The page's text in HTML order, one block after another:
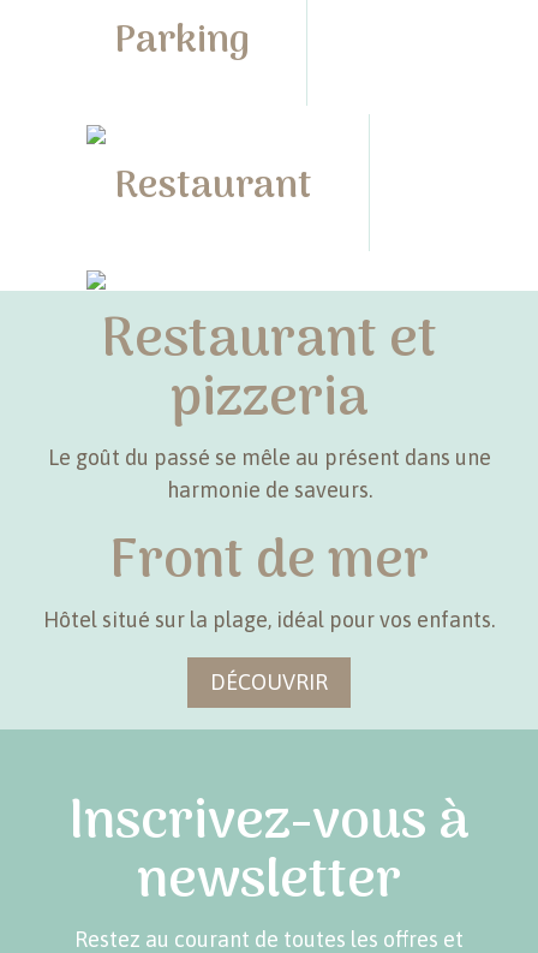
Parking
Restaurant
Pizzeria
Restaurant et
pizzeria
Le goût du passé se mêle au présent dans une
harmonie de saveurs.
DÉCOUVRIR
Front de mer
Hôtel situé sur la plage, idéal pour vos enfants.
DÉCOUVRIR
Inscrivez-vous à
newsletter
Restez au courant de toutes les offres et